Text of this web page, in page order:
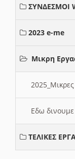
ΣΥΝΔΕΣΜΟΙ
2023 e-me
Μικρη
Εδω
ΤΕΛΙΚΕΣ